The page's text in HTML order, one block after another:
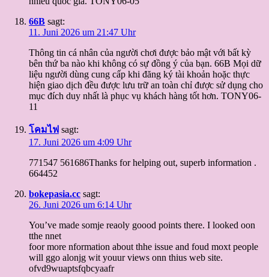
66B sagt:
11. Juni 2026 um 21:47 Uhr
Thông tin cá nhân của người chơi được bảo mật với bất kỳ
bên thứ ba nào khi không có sự đồng ý của bạn. 66B Mọi dữ
liệu người dùng cung cấp khi đăng ký tài khoản hoặc thực
hiện giao dịch đều được lưu trữ an toàn chỉ được sử dụng cho
mục đích duy nhất là phục vụ khách hàng tốt hơn. TONY06-
11
โคมไฟ sagt:
17. Juni 2026 um 4:09 Uhr
771547 561686Thanks for helping out, superb information .
664452
bokepasia.cc sagt:
26. Juni 2026 um 6:14 Uhr
You’ve made somje reaoly goood points there. I looked oon
tthe nnet
foor more nformation about thhe issue and foud moxt people
will ggo alonjg wit youur views onn thius web site.
ofvd9wuaptsfqbcyaafr